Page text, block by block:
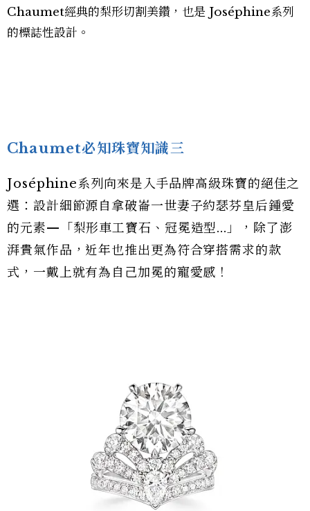
Chaumet經典的梨形切割美鑽，也是 Joséphine系列
的標誌性設計。
Chaumet必知珠寶知識三
Joséphine系列向來是入手品牌高級珠寶的絕佳之
選：設計細節源自拿破崙一世妻子約瑟芬皇后鍾愛
的元素—「梨形車工寶石、冠冕造型...」，除了澎
湃貴氣作品，近年也推出更為符合穿搭需求的款
式，一戴上就有為自己加冕的寵愛感！